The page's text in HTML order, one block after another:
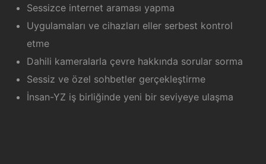
Sessizce internet araması yapma
Uygulamaları ve cihazları eller serbest kontrol
etme
Dahili kameralarla çevre hakkında sorular sorma
Sessiz ve özel sohbetler gerçekleştirme
İnsan-YZ iş birliğinde yeni bir seviyeye ulaşma